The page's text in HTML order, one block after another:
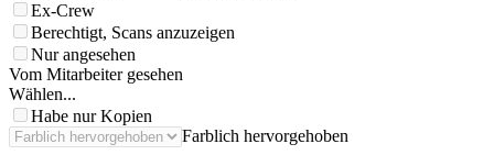
Ex-Crew
Berechtigt, Scans anzuzeigen
Nur angesehen
Vom Mitarbeiter gesehen
Wählen...
Habe nur Kopien
Farblich hervorgehoben